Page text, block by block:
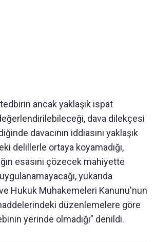
ancak yaklaşık ispat
dava dilekçesi
davacının iddiasını yaklaşık
delillerle ortaya koyamadığı,
esasını çözecek mahiyette
yukarıda
Hukuk Muhakemeleri Kanunu'nun
düzenlemelere göre
yerinde olmadığı” denildi.